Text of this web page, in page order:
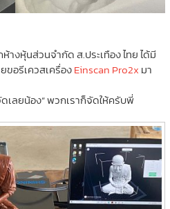
างหุ้นส่วนจำกัด ส.ประเทือง ไทย ได้มี
ขอรีเควสเครื่องEinscan Pro2x มา
เลยน้อง” พวกเราก็จัดให้ครับพี่